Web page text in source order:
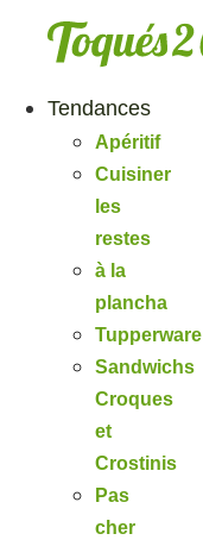
Tendances
Apéritif
Cuisiner
les
restes
à la
plancha
Tupperware
Sandwichs
Croques
et
Crostinis
Pas
cher